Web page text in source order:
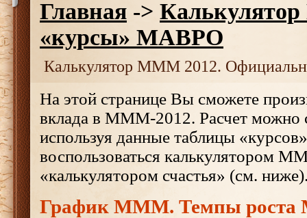
Главная ->
«курсы» МАВРО
Калькулятор МММ 2012.
На этой странице Вы сможете
вклада в МММ-2012. Расчет можно
используя данные таблицы
воспользоваться калькулятором
«калькулятором счастья» (см.
График МММ. Темпы роста